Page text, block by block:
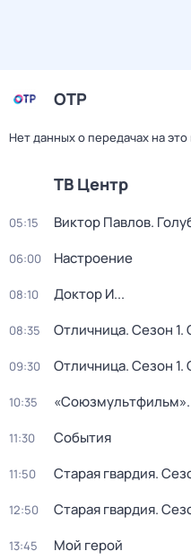
ОТР
Нет данных о передачах на
ТВ Центр
05:15 Виктор Павлов.
06:00 Настроение
08:10 Доктор И...
08:35 Отличница. Сезон 1.
09:30 Отличница. Сезон 1.
10:35 «Союзмультфильм».
11:30 События
11:50 Старая гвардия.
12:50 Старая гвардия.
13:45 Мой герой